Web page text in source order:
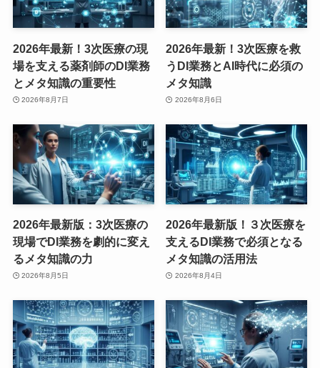
2026年最新！3次医療の現
場を支える薬剤師のDI業務
とメタ知識の重要性
2026年8月7日
2026年最新！3次医療を救
うDI業務とAI時代に必須の
メタ知識
2026年8月6日
2026年最新版：3次医療の
現場でDI業務を劇的に変え
るメタ知識の力
2026年8月5日
2026年最新版！３次医療を
支えるDI業務で必須となる
メタ知識の活用法
2026年8月4日